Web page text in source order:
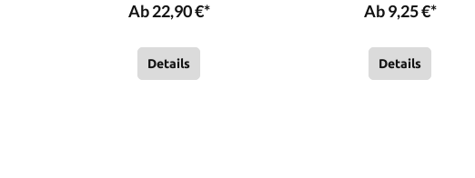
Ab 22,90 €*
Details
Ab 9,25 €*
Details